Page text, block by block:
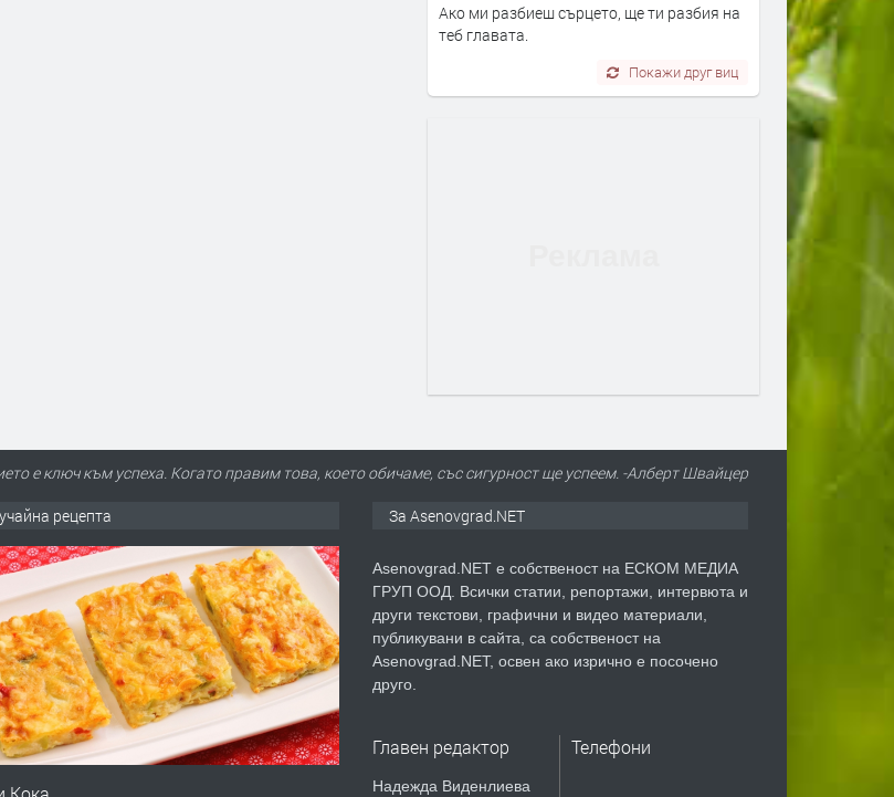
Ако ми разбиеш сърцето, ще ти разбия на
теб главата.
Покажи друг виц
е ключ към успеха. Когато правим това, което обичаме, със сигурност ще успеем. -Алберт Швайцер
рецепта За Asenovgrad.NET
Asenovgrad.NET е собственост на ЕСКОМ МЕДИА
ГРУП ООД. Всички статии, репортажи, интервюта и
други текстови, графични и видео материали,
публикувани в сайта, са собственост на
Asenovgrad.NET, освен ако изрично е посочено
друго.
Главен редактор
Надежда Виденлиева
Телефони